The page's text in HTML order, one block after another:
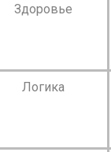
Здоровье
Логика